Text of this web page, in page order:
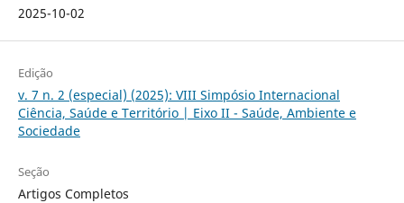
2025-10-02
Edição
v. 7 n. 2 (especial) (2025): VIII Simpósio Internacional
Ciência, Saúde e Território | Eixo II - Saúde, Ambiente e
Sociedade
Seção
Artigos Completos